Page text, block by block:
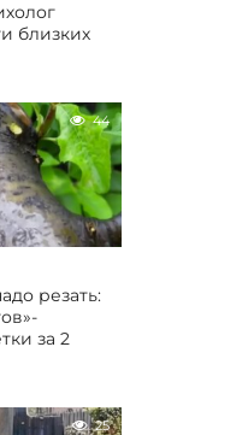
близких
44
резать:
за 2
25